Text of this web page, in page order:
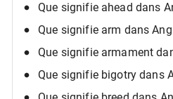
Que signifie ahead dans
Que signifie arm dans
Que signifie armament
Que signifie bigotry dans